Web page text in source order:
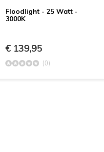
Floodlight - 25 Watt -
3000K
€ 139,95
(0)